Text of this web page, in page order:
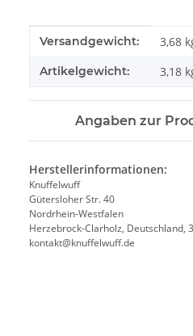
Produkteigenschaft
Wert
Versandgewicht: 3,68
Artikelgewicht: 3,18
Angaben zur
Herstellerinformationen:
Knuffelwuff
Gütersloher Str. 40
Nordrhein-Westfalen
Herzebrock-Clarholz, Deutschland,
kontakt@knuffelwuff.de